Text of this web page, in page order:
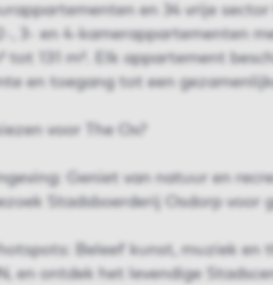
en 34 vrije
, 3- en 4-kamerappartementen
tot 131 m². Elk appartement
en toegang tot een
voor The Ox?
Geniet van natuur en
Stadsboerderij Osdorp voor
Beleef kunst, muziek en
en ontdek het levendige